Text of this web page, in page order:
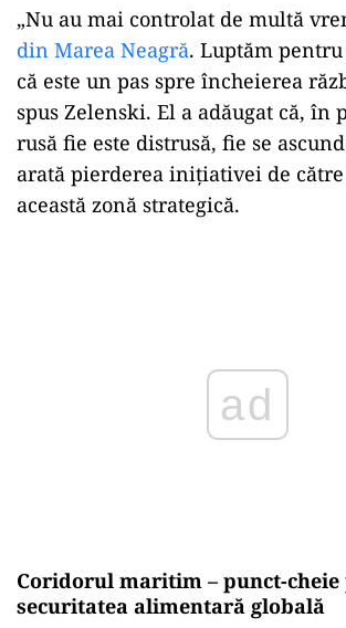
„Nu au mai controlat de multă
din Marea Neagră. Luptăm
că este un pas spre încheierea
spus Zelenski. El a adăugat că, în
rusă fie este distrusă, fie se
arată pierderea inițiativei de
această zonă strategică.
Coridorul maritim – punct-
securitatea alimentară globală